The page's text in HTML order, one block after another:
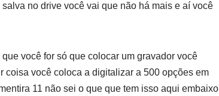
no drive você vai que não há mais e aí você
que você for só que colocar um gravador você
coisa você coloca a digitalizar a 500 opções em
11 não sei o que que tem isso aqui embaixo